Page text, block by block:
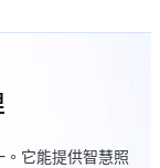
它能提供智慧照